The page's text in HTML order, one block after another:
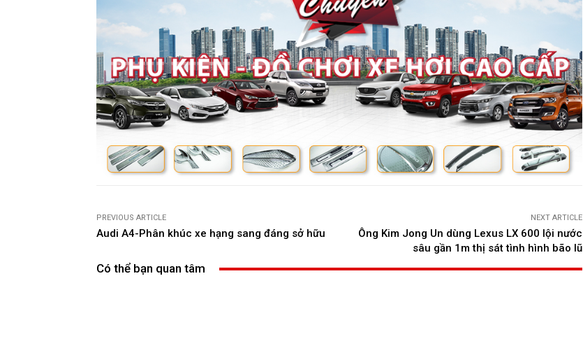
PREVIOUS ARTICLE
Audi A4-Phân khúc xe hạng sang đáng sở hữu
NEXT ARTICLE
Ông Kim Jong Un dùng Lexus LX 600 lội nước
sâu gần 1m thị sát tình hình bão lũ
Có thể bạn quan tâm